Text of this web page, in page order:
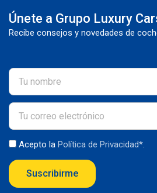
Únete a Grupo Luxury
Recibe consejos y novedades de
Acepto la Política de Privacidad*.
Suscribirme